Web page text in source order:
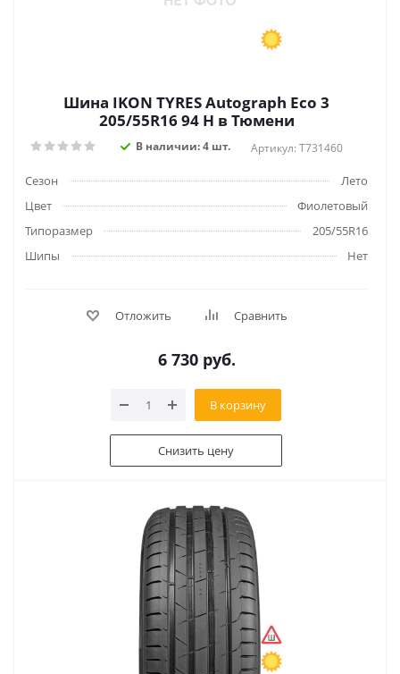
Шина IKON TYRES Autograph Eco 3
205/55R16 94 H в Тюмени
В наличии: 4 шт. Артикул: T731460
Сезон
Лето
Цвет
Фиолетовый
Типоразмер
205/55R16
Шипы
Нет
Отложить Сравнить
6 730 руб.
В корзину
Снизить цену